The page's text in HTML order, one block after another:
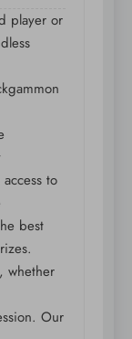
player or
to
best
whether
Our